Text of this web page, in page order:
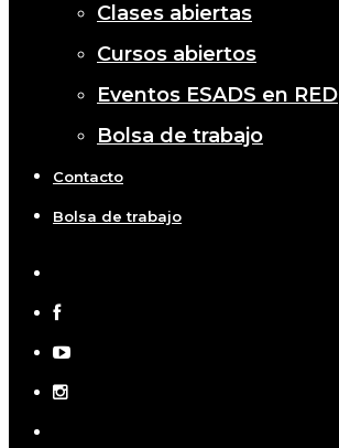
Clases abiertas
Cursos abiertos
Eventos ESADS en RED
Bolsa de trabajo
Contacto
Bolsa de trabajo
twitter
facebook
youtube
instagram